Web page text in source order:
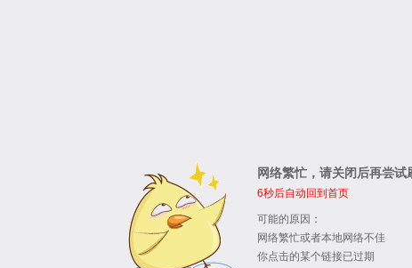
网络繁忙，请关闭后再尝试
6秒后自动回到首页
可能的原因：
网络繁忙或者本地网络不佳
你点击的某个链接已过期